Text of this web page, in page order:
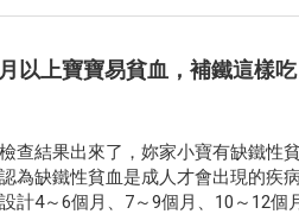
以上寶寶易貧血，補鐵這樣吃
檢查結果出來了，妳家小寶有缺鐵
為缺鐵性貧血是成人才會出現的疾
計4～6個月、7～9個月、10～12